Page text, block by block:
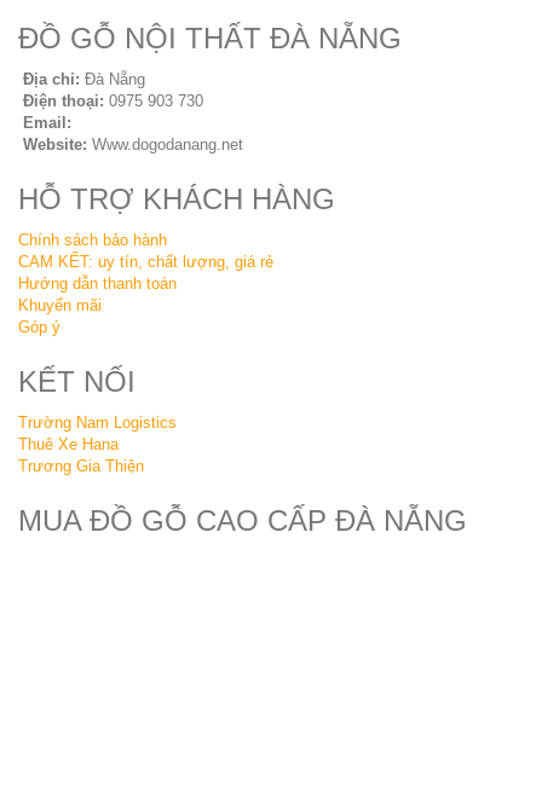
ĐỒ GỖ NỘI THẤT ĐÀ NẴNG
Địa chỉ: Đà Nẵng
Điện thoại: 0975 903 730
Email:
Website: Www.dogodanang.net
HỖ TRỢ KHÁCH HÀNG
Chính sách bảo hành
CAM KẾT: uy tín, chất lượng, giá rẻ
Hướng dẫn thanh toán
Khuyến mãi
Góp ý
KẾT NỐI
Trường Nam Logistics
Thuê Xe Hana
Trương Gia Thiện
MUA ĐỒ GỖ CAO CẤP ĐÀ NẴNG